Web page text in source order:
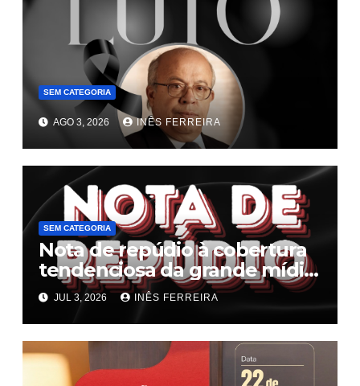
SEM CATEGORIA
AGO 3, 2026 INÊS FERREIRA
SEM CATEGORIA
Nota de repúdio à cobertura
tendenciosa da grande mídia
sobre o fim da escala 6×1
JUL 3, 2026 INÊS FERREIRA